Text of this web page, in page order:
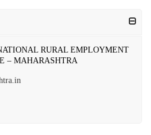
RURAL EMPLOYMENT
– MAHARASHTRA